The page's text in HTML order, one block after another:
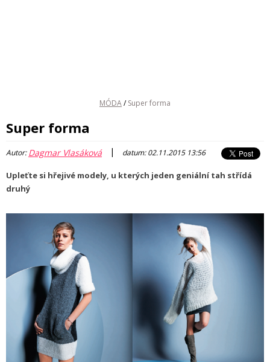
MÓDA/ Super forma
Super forma
Autor:Dagmar Vlasáková | datum: 02.11.2015 13:56
Upleťte si hřejivé modely, u kterých jeden geniální tah střídá
druhý